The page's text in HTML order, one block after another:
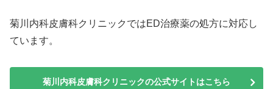
菊川内科皮膚科クリニックではED治療薬の処方に対応し
ています。
菊川内科皮膚科クリニックの公式サイトはこちら